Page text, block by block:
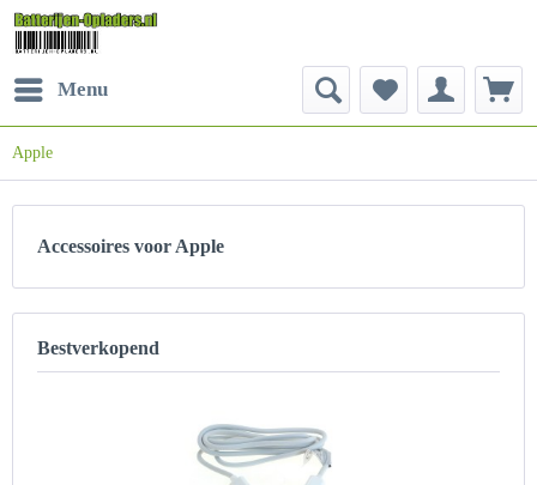
Menu
Apple
Accessoires voor Apple
Bestverkopend